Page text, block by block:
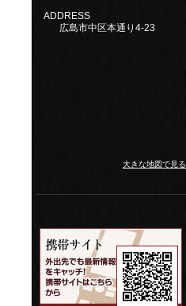
ADDRESS
広島市中区本通り4-23
大きな地図で見る